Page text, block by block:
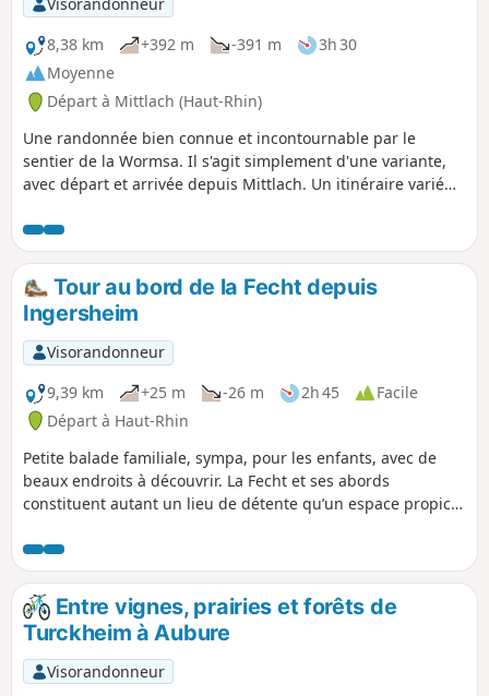
Visorandonneur
8,38 km
+392 m -391 m
3h 30
Moyenne
Départ à Mittlach (Haut-Rhin)
Une randonnée bien connue et incontournable par le
sentier de la Wormsa. Il s'agit simplement d'une variante,
avec départ et arrivée depuis Mittlach. Un itinéraire varié
vallée. Recommandation, respectez le sens de la randonnée
: la montée passe par des endroits empierrés plus faciles
en montée qu'en descente. Le retour passe par un chemin
de montagne large et praticable, un peu moins ombragé.
Tour au bord de la Fecht depuis
Ingersheim
Visorandonneur
9,39 km
+25 m -26 m 2h 45
Facile
Départ à Haut-Rhin
Petite balade familiale, sympa, pour les enfants, avec de
beaux endroits à découvrir. La Fecht et ses abords
constituent autant un lieu de détente qu’un espace propice
qui, au fil du temps, a contribué à forger l’identité
communale. Des canards colverts aux hérons cendrés, en
passant par des poissons en tous genres, on peut, en effet,
rencontrer de nombreuses petites bêtes ! On peut même
apercevoir des castors !
Entre vignes, prairies et forêts de
Turckheim à Aubure
Visorandonneur